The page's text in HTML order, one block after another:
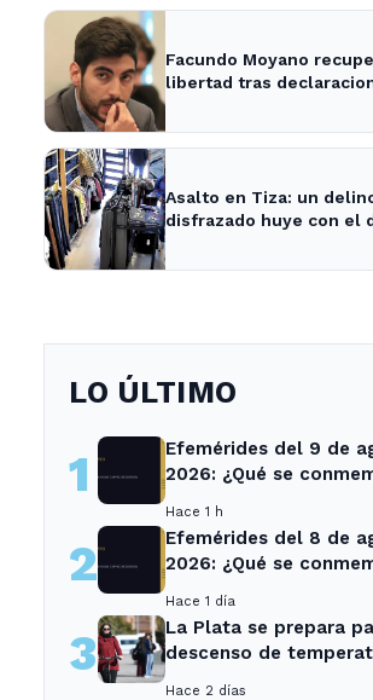
Facundo Moyano
libertad tras
Asalto en Tiza: un
disfrazado huye con el
LO ÚLTIMO
1
Efemérides del 9 de
2026: ¿Qué se
Hace 1 h
2
Efemérides del 8 de
2026: ¿Qué se
Hace 1 día
3
La Plata se prepara
descenso de
Hace 2 días